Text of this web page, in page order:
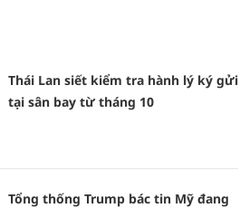
Thái Lan siết kiểm tra hành lý ký gửi
tại sân bay từ tháng 10
Tổng thống Trump bác tin Mỹ đang